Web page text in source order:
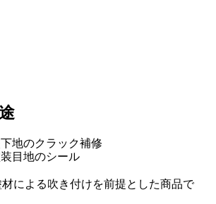
地のクラック補修
目地のシール
による吹き付けを前提とした商品で